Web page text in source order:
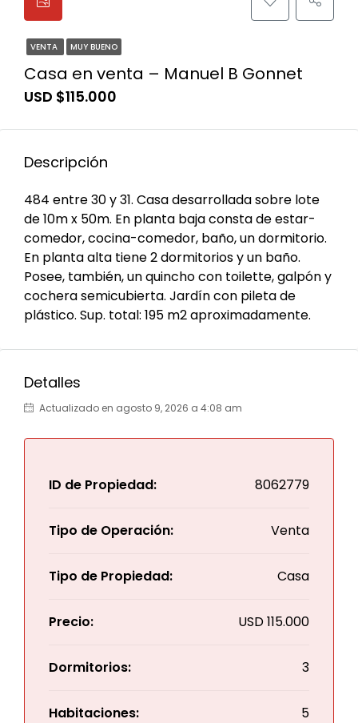
VENTA MUY BUENO
Casa en venta – Manuel B Gonnet
USD $115.000
Descripción
484 entre 30 y 31. Casa desarrollada sobre lote
de 10m x 50m. En planta baja consta de estar-
comedor, cocina-comedor, baño, un dormitorio.
En planta alta tiene 2 dormitorios y un baño.
Posee, también, un quincho con toilette, galpón y
cochera semicubierta. Jardín con pileta de
plástico. Sup. total: 195 m2 aproximadamente.
Detalles
Actualizado en agosto 9, 2026 a 4:08 am
ID de Propiedad: 8062779
Tipo de Operación: Venta
Tipo de Propiedad: Casa
Precio: USD115.000
Dormitorios: 3
Habitaciones: 5